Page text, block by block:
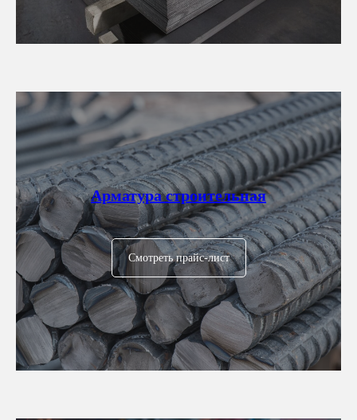
Арматура строительная
Смотреть прайс-лист